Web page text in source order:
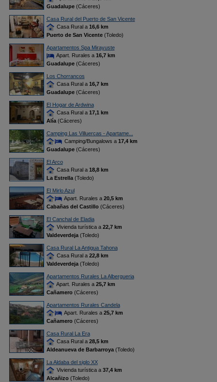
Guadalupe(Cáceres)
Casa Rural del Puerto de San Vicente
Casa Rural a 16,6 km
Puerto de San Vicente(Toledo)
Apartamentos Spa Mirayuste
Apart. Rurales a 16,7 km
Guadalupe(Cáceres)
Los Chorrancos
Casa Rural a 16,7 km
Guadalupe(Cáceres)
El Hogar de Ardwina
Casa Rural a 17,1 km
Alía(Cáceres)
Camping Las Villuercas - Apartame...
Camping/Bungalows a 17,4 km
Guadalupe(Cáceres)
El Arco
Casa Rural a 18,8 km
La Estrella(Toledo)
El Mirlo Azul
Apart. Rurales a 20,5 km
Cabañas del Castillo(Cáceres)
El Canchal de Eladia
Vivienda turística a 22,7 km
Valdeverdeja(Toledo)
Casa Rural La Antigua Tahona
Casa Rural a 22,8 km
Valdeverdeja(Toledo)
Apartamentos Rurales La Albergueria
Apart. Rurales a 25,7 km
Cañamero(Cáceres)
Apartamentos Rurales Candela
Apart. Rurales a 25,7 km
Cañamero(Cáceres)
Casa Rural La Era
Casa Rural a 28,5 km
Aldeanueva de Barbarroya(Toledo)
La Aldaba del siglo XX
Vivienda turística a 37,4 km
Alcañizo(Toledo)